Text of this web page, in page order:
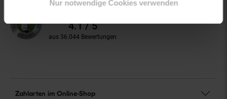
Nur notwendige Cookies verwenden
Bewertungen
4.1 / 5
aus 36.044 Bewertungen
Zahlarten im Online-Shop